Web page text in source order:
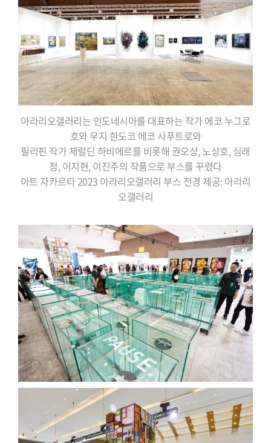
아라리오갤러리는 인도네시아를 대표하는 작가 에코 누그로
호와 우지 한도코 에코 사푸트로와
필리핀 작가 제럴딘 하비에르를 비롯해 권오상, 노상호, 심래
정, 이지현, 이진주의 작품으로 부스를 꾸렸다
아트 자카르타 2023 아라리오갤러리 부스 전경 제공: 아라리
오갤러리